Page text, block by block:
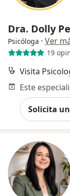
Dra. Dolly
Psicóloga · Ver
19
Visita
Solicita